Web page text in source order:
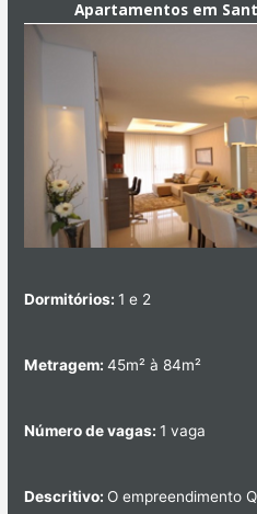
Apartamentos em
Dormitórios: 1 e 2
Metragem: 45m² à 84m²
Número de vagas: 1 vaga
Descritivo: O empreendimento